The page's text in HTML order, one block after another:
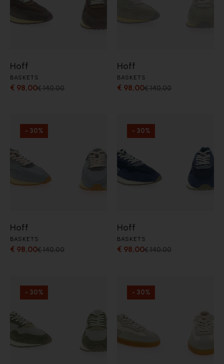
Hoff
BASKETS
€ 98,00€ 140,00
Hoff
BASKETS
€ 98,00€ 140,00
- 30%
Hoff
BASKETS
€ 98,00€ 140,00
- 30%
Hoff
BASKETS
€ 98,00€ 140,00
- 30% - 30%